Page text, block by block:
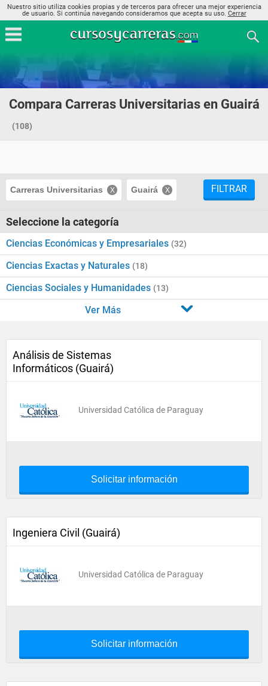
Nuestro sitio utiliza cookies propias y de terceros para ofrecer una mejor experiencia
de usuario. Si continúa navegando consideramos que acepta su uso. Cerrar
Compara Carreras Universitarias en Guairá
(108)
Carreras Universitarias Guairá FILTRAR
Seleccione la categoría
Ciencias Económicas y Empresariales (32)
Ciencias Exactas y Naturales (18)
Ciencias Sociales y Humanidades (13)
Ver Más
Análisis de Sistemas
Informáticos (Guairá)
Universidad Católica de Paraguay
Solicitar información
Ingeniera Civil (Guairá)
Universidad Católica de Paraguay
Solicitar información